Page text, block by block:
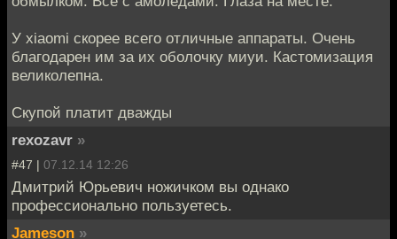
У xiaomi скорее всего отличные аппараты. Очень
благодарен им за их оболочку миуи. Кастомизация
великолепна.
Скупой платит дважды
rexozavr »
#47 | 07.12.14 12:26
Дмитрий Юрьевич ножичком вы однако
профессионально пользуетесь.
Jameson »